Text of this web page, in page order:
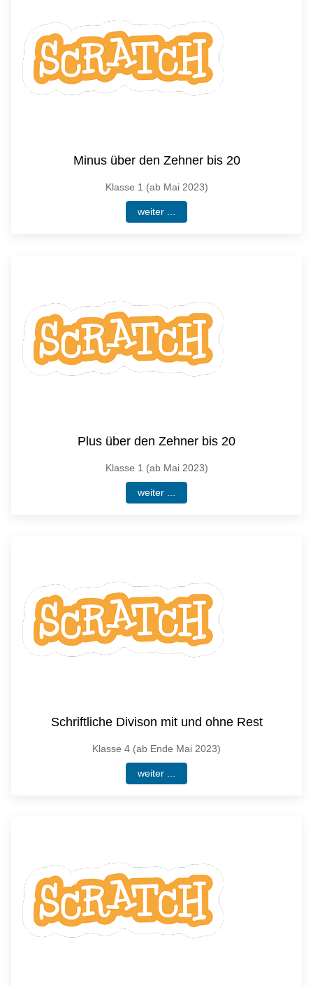
Minus über den Zehner bis 20
Klasse 1 (ab Mai 2023)
weiter ...
Plus über den Zehner bis 20
Klasse 1 (ab Mai 2023)
weiter ...
Schriftliche Divison mit und ohne Rest
Klasse 4 (ab Ende Mai 2023)
weiter ...